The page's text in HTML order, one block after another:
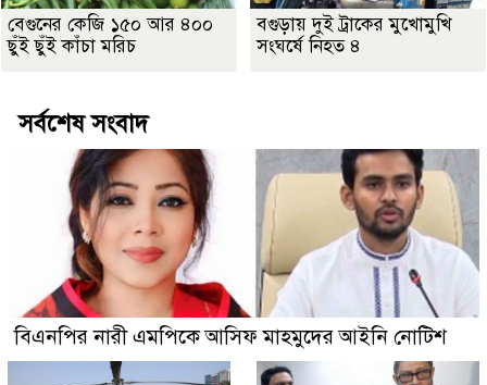
বেগুনের কেজি ১৫০ আর ৪০০
ছুঁই ছুঁই কাঁচা মরিচ
বগুড়ায় দুই ট্রাকের মুখোমুখি
সংঘর্ষে নিহত ৪
সর্বশেষ সংবাদ
বিএনপির নারী এমপিকে আসিফ মাহমুদের আইনি নোটিশ